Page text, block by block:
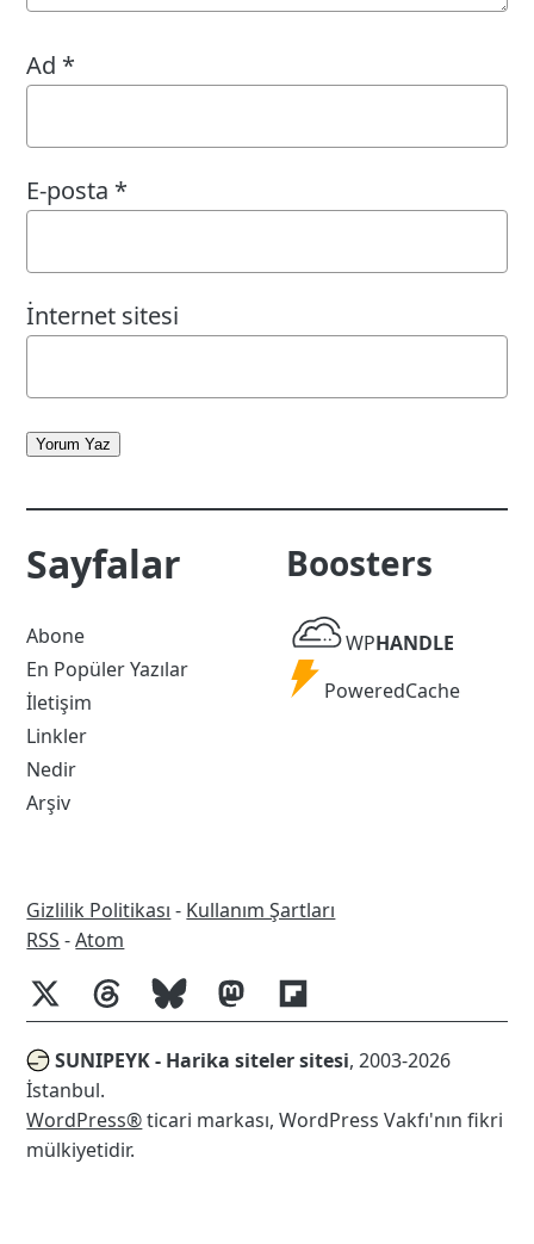
Ad *
E-posta *
İnternet sitesi
Yorum Yaz
Sayfalar
Abone
En Popüler Yazılar
İletişim
Linkler
Nedir
Arşiv
Boosters
WP
Handle
WPHANDLE
Powered
PoweredCache
Gizlilik Politikası - Kullanım Şartları
RSS
RSS -Atom
SUNIPEYK - Harika siteler sitesi, 2003-2026
İstanbul.
WordPress®ticari markası, WordPress Vakfı'nın fikri
mülkiyetidir.